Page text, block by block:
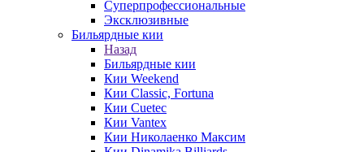
Суперпрофессиональные
Эксклюзивные
Бильярдные кии
Назад
Бильярдные кии
Кии Weekend
Кии Classic, Fortuna
Кии Cuetec
Кии Vantex
Кии Николаенко Максим